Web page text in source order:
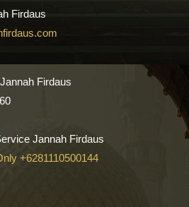
Firdaus
Firdaus
Jannah Firdaus
+6281110500144